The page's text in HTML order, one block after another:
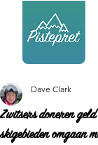
Zwitsers doneren
skigebieden omgaan
Dave Clark